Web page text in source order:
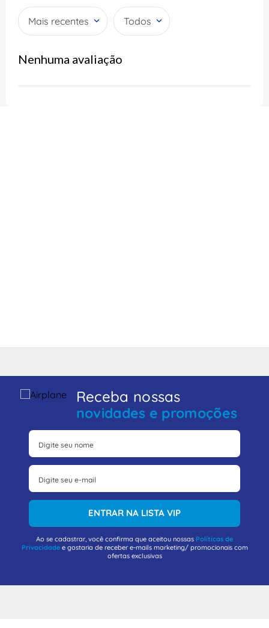
Mais recentes Todos
Nenhuma avaliação
Receba nossas
novidades e promoções
ENTRAR NA LISTA VIP
Ao se cadastrar, você confirma que aceitou nossas Políticas de
Privacidadee gostaria de receber e-mails marketing/ promocionais com
ofertas exclusivas